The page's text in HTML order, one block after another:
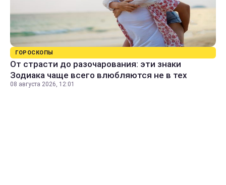
ГОРОСКОПЫ
От страсти до разочарования: эти знаки
Зодиака чаще всего влюбляются не в тех
08 августа 2026, 12:01